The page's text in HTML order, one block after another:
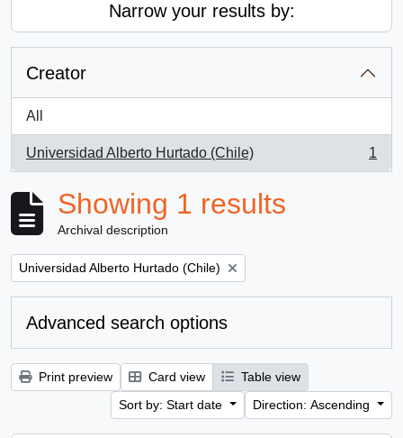
Narrow your results by:
Creator
All
Universidad Alberto Hurtado (Chile)
, 1 results
1
Showing 1 results
Archival description
Remove filter:
Universidad Alberto Hurtado (Chile)
Advanced search options
Print preview Card view
Table view
Sort by: Start date
Direction: Ascending